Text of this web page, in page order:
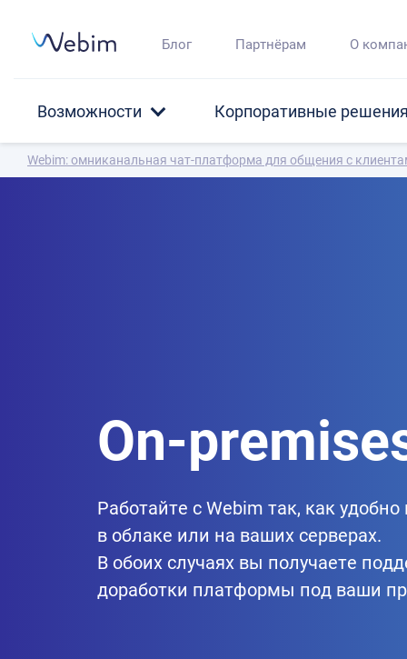
Возможности Корпоративные решения
Блог Партнёрам О
Webim: омниканальная чат-платформа для общения с
On-
Работайте с Webim так, как
в облаке или на ваших серверах.
В обоих случаях вы получаете
доработки платформы под ваши